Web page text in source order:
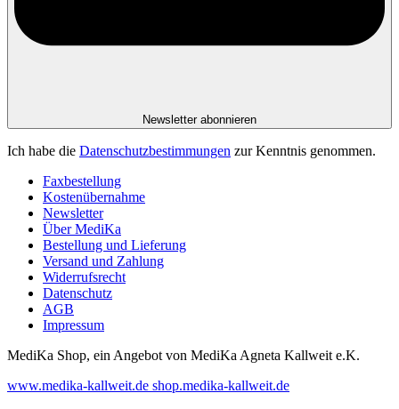
Newsletter abonnieren
Ich habe die Datenschutzbestimmungen zur Kenntnis genommen.
Faxbestellung
Kostenübernahme
Newsletter
Über MediKa
Bestellung und Lieferung
Versand und Zahlung
Widerrufsrecht
Datenschutz
AGB
Impressum
MediKa Shop, ein Angebot von MediKa Agneta Kallweit e.K.
www.medika-kallweit.de shop.medika-kallweit.de